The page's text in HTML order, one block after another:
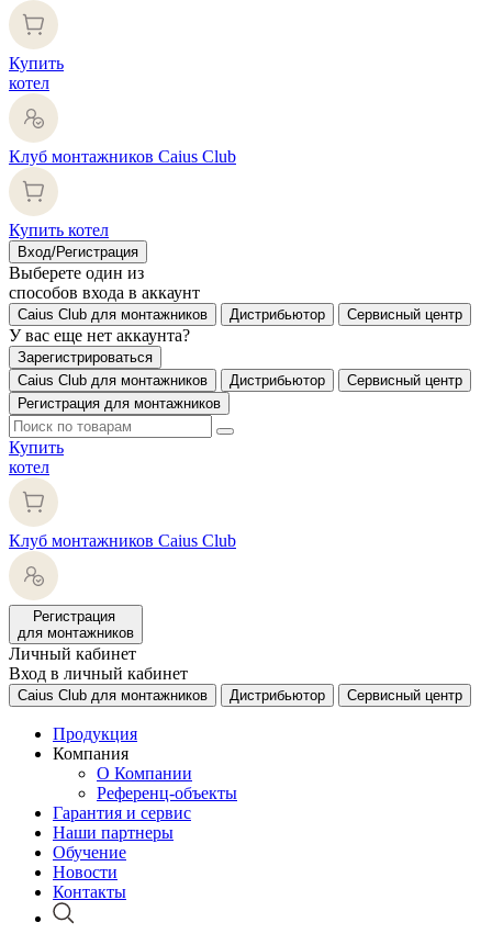
Купить
котел
Клуб монтажников Caius Club
Купить котел
Вход/Регистрация
Выберете один из
способов входа в аккаунт
Caius Club для монтажников Дистрибьютор Сервисный центр
У вас еще нет аккаунта?
Зарегистрироваться
Caius Club для монтажников
Дистрибьютор
Сервисный центр
Регистрация для монтажников
Купить
котел
Клуб монтажников Caius Club
Регистрация
для монтажников
Личный кабинет
Вход в личный кабинет
Caius Club для монтажников Дистрибьютор Сервисный центр
Продукция
Компания
О Компании
Референц-объекты
Гарантия и сервис
Наши партнеры
Обучение
Новости
Контакты